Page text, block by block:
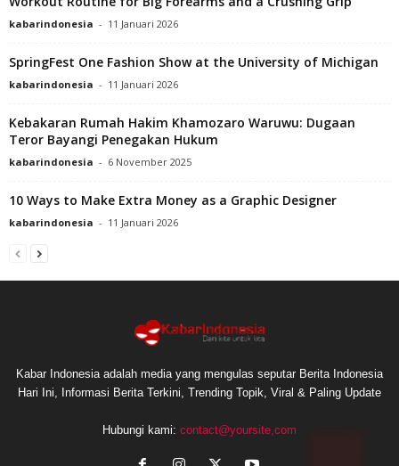
kabarindonesia - 11 Januari 2026
SpringFest One Fashion Show at the University of Michigan
kabarindonesia - 11 Januari 2026
Kebakaran Rumah Hakim Khamozaro Waruwu: Dugaan
Teror Bayangi Penegakan Hukum
kabarindonesia - 6 November 2025
10 Ways to Make Extra Money as a Graphic Designer
kabarindonesia - 11 Januari 2026
Kabar Indonesia adalah media yang mengulas seputar Berita Indonesia
Hari Ini, Informasi Berita Terkini, Trending Topik, Viral & Paling Update
Hubungi kami: contact@yoursite,com